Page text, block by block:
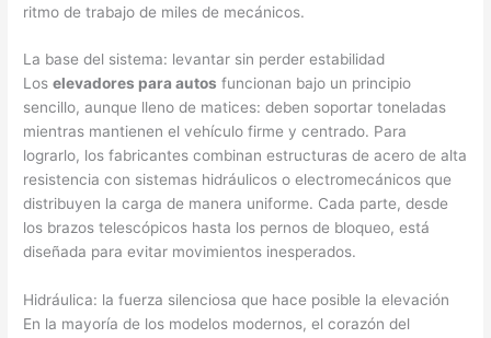
ritmo de trabajo de miles de mecánicos.
La base del sistema: levantar sin perder estabilidad
Loselevadores para autos funcionan bajo un principio
sencillo, aunque lleno de matices: deben soportar toneladas
mientras mantienen el vehículo firme y centrado. Para
lograrlo, los fabricantes combinan estructuras de acero de alta
resistencia con sistemas hidráulicos o electromecánicos que
distribuyen la carga de manera uniforme. Cada parte, desde
los brazos telescópicos hasta los pernos de bloqueo, está
diseñada para evitar movimientos inesperados.
Hidráulica: la fuerza silenciosa que hace posible la elevación
En la mayoría de los modelos modernos, el corazón del